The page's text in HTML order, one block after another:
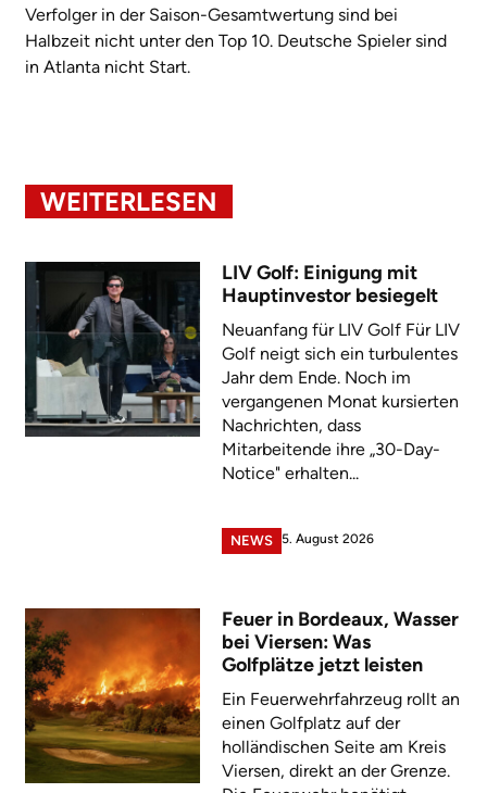
Verfolger in der Saison-Gesamtwertung sind bei
Halbzeit nicht unter den Top 10. Deutsche Spieler sind
in Atlanta nicht Start.
WEITERLESEN
LIV Golf: Einigung mit
Hauptinvestor besiegelt
Neuanfang für LIV Golf Für LIV
Golf neigt sich ein turbulentes
Jahr dem Ende. Noch im
vergangenen Monat kursierten
Nachrichten, dass
Mitarbeitende ihre „30-Day-
Notice" erhalten...
NEWS 5. August 2026
Feuer in Bordeaux, Wasser
bei Viersen: Was
Golfplätze jetzt leisten
Ein Feuerwehrfahrzeug rollt an
einen Golfplatz auf der
holländischen Seite am Kreis
Viersen, direkt an der Grenze.